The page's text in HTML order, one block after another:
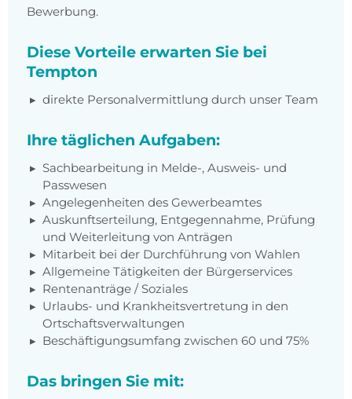
Bewerbung.
Diese Vorteile erwarten Sie bei
Tempton
direkte Personalvermittlung durch unser Team
Ihre täglichen Aufgaben:
Sachbearbeitung in Melde-, Ausweis- und
Passwesen
Angelegenheiten des Gewerbeamtes
Auskunftserteilung, Entgegennahme, Prüfung
und Weiterleitung von Anträgen
Mitarbeit bei der Durchführung von Wahlen
Allgemeine Tätigkeiten der Bürgerservices
Rentenanträge / Soziales
Urlaubs- und Krankheitsvertretung in den
Ortschaftsverwaltungen
Beschäftigungsumfang zwischen 60 und 75%
Das bringen Sie mit: